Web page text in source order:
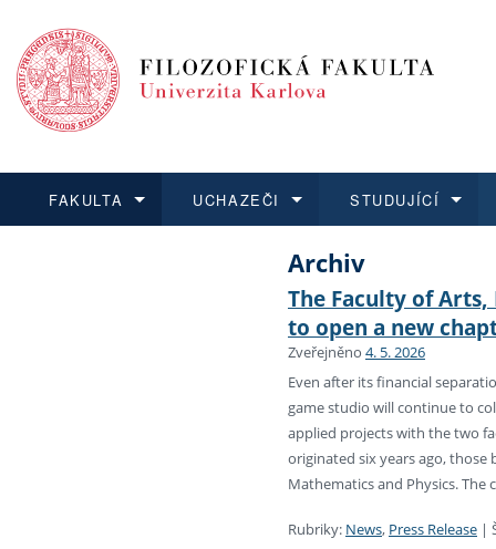
FAKULTA
Struktura a historie
Strategie a další
Podpora a benefity pro
Absolventi fakulty
Fakultní školy FF UK
UCHAZEČI
Co studovat a jak se
Učitelské studijní
Informace k průběhu
STUDUJÍCÍ
Bakalářské a magisterské
Doktorské studium
Rigorózní řízení
O vědě a výzkumu na FF
Akademické kvalifikace
Granty a projekty
Aktuální nabídky a
Vyjíždějící studenti
Přijíždějící studenti
Vyjíždějící zaměstnanci
Archiv
The Faculty of
to open a new
Zveřejněno 4. 5. 2026
Even after its financial
game studio will continue to
applied projects with the two
originated six years ago, those
Mathematics and Physics.
Rubriky: News, Press Release |